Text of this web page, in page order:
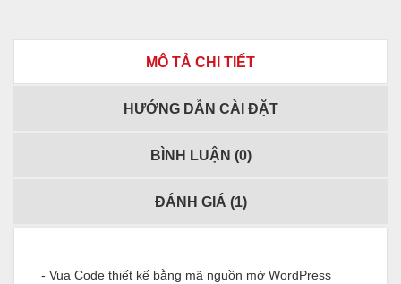
MÔ TẢ CHI TIẾT
HƯỚNG DẪN CÀI ĐẶT
BÌNH LUẬN (0)
ĐÁNH GIÁ (1)
- Vua Code thiết kế bằng mã nguồn mở WordPress